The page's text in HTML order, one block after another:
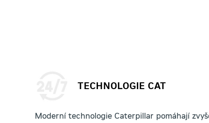
TECHNOLOGIE CAT
Moderní technologie Caterpillar pomáhají